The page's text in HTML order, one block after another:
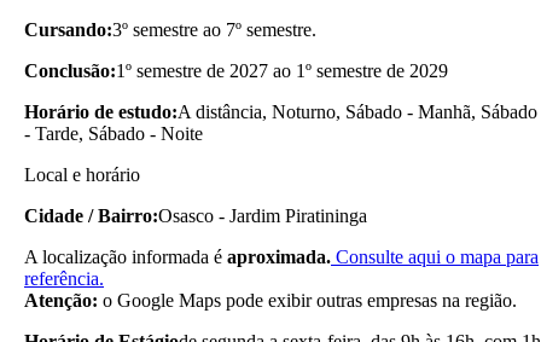
Cursando:3º semestre ao 7º semestre.
Conclusão:1º semestre de 2027 ao 1º semestre de 2029
Horário de estudo:A distância, Noturno, Sábado - Manhã, Sábado
- Tarde, Sábado - Noite
Local e horário
Cidade / Bairro:Osasco - Jardim Piratininga
A localização informada é aproximada. Consulte aqui o mapa para
referência.
Atenção: o Google Maps pode exibir outras empresas na região.